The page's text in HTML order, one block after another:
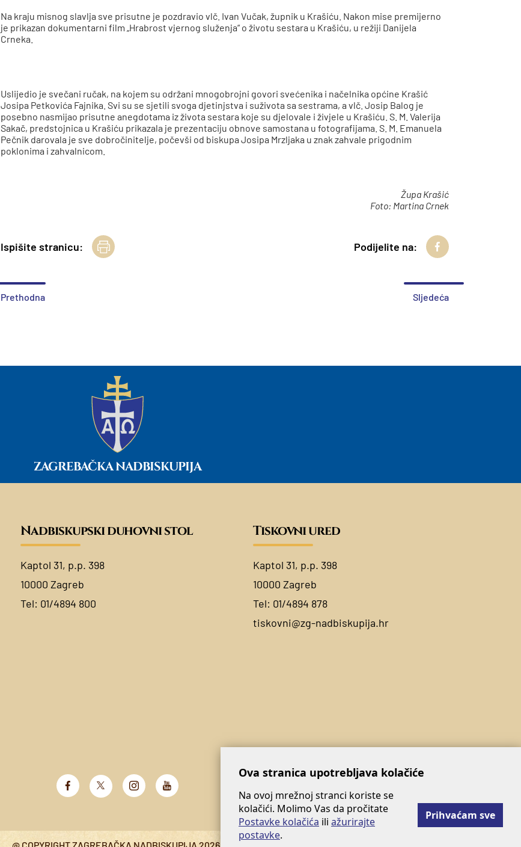
Na kraju misnog slavlja sve prisutne je pozdravio vlč. Ivan Vučak, župnik u Krašiću. Nakon mise premijerno
je prikazan dokumentarni film „Hrabrost vjernog služenja“ o životu sestara u Krašiću, u režiji Danijela
Crneka.
Uslijedio je svečani ručak, na kojem su održani mnogobrojni govori svećenika i načelnika općine Krašić
Josipa Petkovića Fajnika. Svi su se sjetili svoga djetinjstva i suživota sa sestrama, a vlč. Josip Balog je
posebno nasmijao prisutne anegdotama iz života sestara koje su djelovale i živjele u Krašiću. S. M. Valerija
Sakač, predstojnica u Krašiću prikazala je prezentaciju obnove samostana u fotografijama. S. M. Emanuela
Pečnik darovala je sve dobročinitelje, počevši od biskupa Josipa Mrzljaka u znak zahvale prigodnim
poklonima i zahvalnicom.
Župa Krašić
Foto: Martina Crnek
Ispišite stranicu: Podijelite na:
Prethodna Sljedeća
ZAGREBAČKA NADBISKUPIJA
Nadbiskupski duhovni stol
Kaptol 31, p.p. 398
10000 Zagreb
Tel: 01/4894 800
Tiskovni ured
Kaptol 31, p.p. 398
10000 Zagreb
Tel: 01/4894 878
tiskovni@zg-nadbiskupija.hr
Ova stranica upotrebljava kolačiće
Na ovoj mrežnoj stranci koriste se
kolačići. Molimo Vas da pročitate
Postavke kolačića ili ažurirajte
postavke.
Prihvaćam sve